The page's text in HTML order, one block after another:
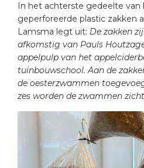
In het achterste gedeelte
geperforeerde plastic zakken
Lamsma legt uit: De zakken
afkomstig van Pauls
appelpulp van het
tuinbouwschool. Aan de
de oesterzwammen
zes worden de zwammen